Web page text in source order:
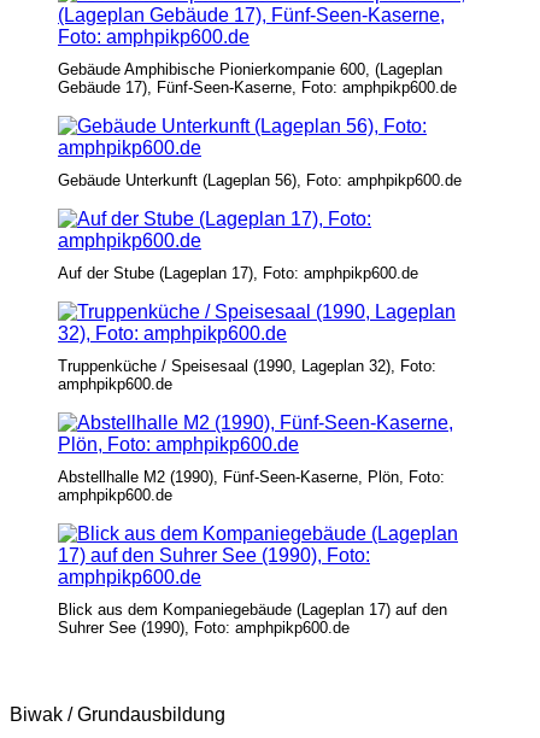
Gebäude Amphibische Pionierkompanie 600, (Lageplan
Gebäude 17), Fünf-Seen-Kaserne, Foto: amphpikp600.de
Gebäude Unterkunft (Lageplan 56), Foto: amphpikp600.de
Auf der Stube (Lageplan 17), Foto: amphpikp600.de
Truppenküche / Speisesaal (1990, Lageplan 32), Foto:
amphpikp600.de
Abstellhalle M2 (1990), Fünf-Seen-Kaserne, Plön, Foto:
amphpikp600.de
Blick aus dem Kompaniegebäude (Lageplan 17) auf den
Suhrer See (1990), Foto: amphpikp600.de
Biwak / Grundausbildung